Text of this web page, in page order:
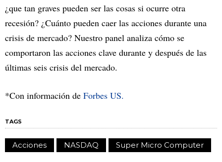
¿que tan graves pueden ser las cosas si ocurre otra
recesión? ¿Cuánto pueden caer las acciones durante una
crisis de mercado? Nuestro panel analiza cómo se
comportaron las acciones clave durante y después de las
últimas seis crisis del mercado.
*Con información de Forbes US.
TAGS
Acciones NASDAQ Super Micro Computer